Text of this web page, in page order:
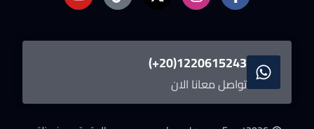
1220615243(20+)
تواصل معانا الان